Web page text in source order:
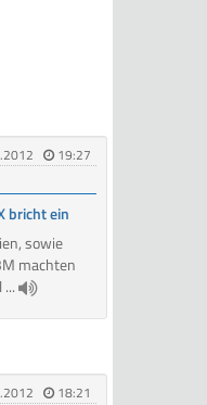
19:27
bricht ein
sowie
machten
...
18:21